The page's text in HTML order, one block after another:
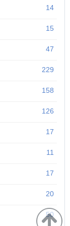
14
15
47
229
158
126
17
11
17
20
50